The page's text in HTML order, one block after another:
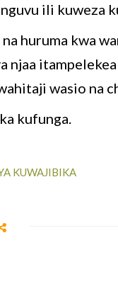
ili kuweza
huruma kwa
njaa
wasio na
kufunga.
KUWAJIBIKA